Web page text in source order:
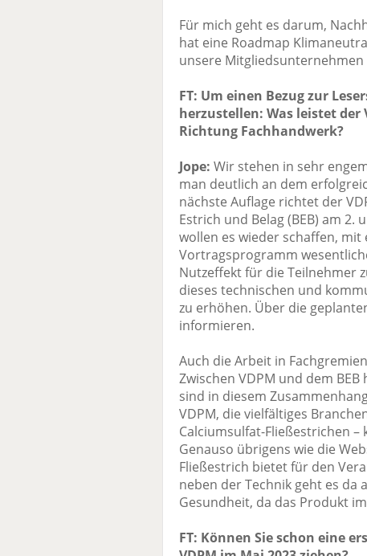
Für mich geht es darum,
hat eine Roadmap
unsere
FT: Um einen Bezug zur
herzustellen: Was leistet
Richtung Fachhandwerk?
Jope: Wir stehen in sehr
man deutlich an dem
nächste Auflage richtet der
Estrich und Belag (BEB) am 2.
wollen es wieder schaffen,
Vortragsprogramm
Nutzeffekt für die Teilnehmer
dieses technischen und
zu erhöhen. Über die
informieren.
Auch die Arbeit in
Zwischen VDPM und dem
sind in diesem
VDPM, die vielfältiges
Calciumsulfat-Fließestrichen
Genauso übrigens wie die
Fließestrich bietet für den
neben der Technik geht es da
Gesundheit, da das Produkt
FT: Können Sie schon eine